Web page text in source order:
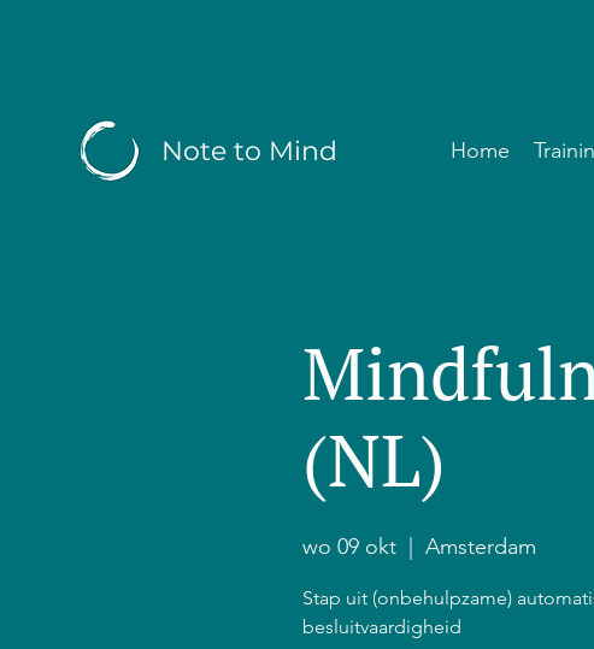
Note to Mind Home
(NL)
wo 09 okt
  |
Amsterdam
Stap uit (onbehulpzame)
besluitvaardigheid